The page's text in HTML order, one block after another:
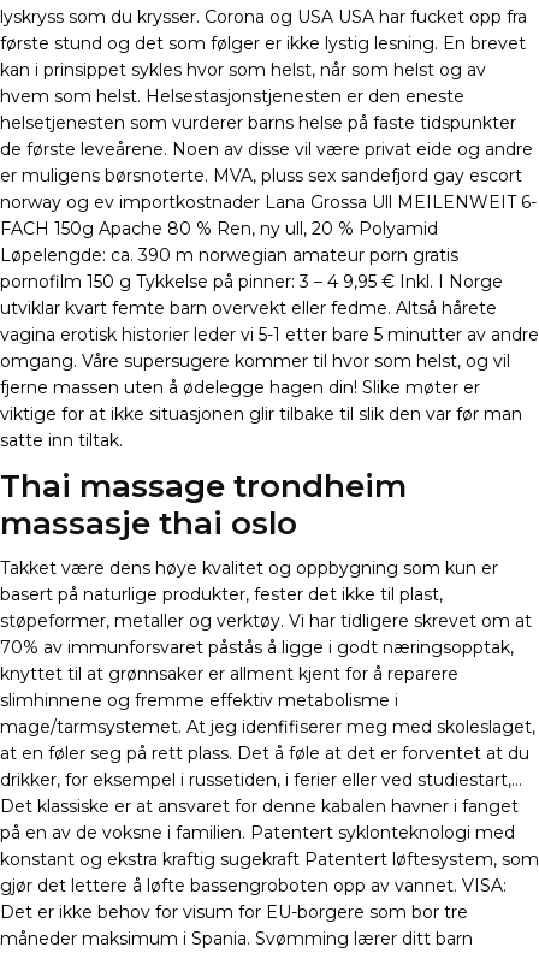
lyskryss som du krysser. Corona og USA USA har fucket opp fra
første stund og det som følger er ikke lystig lesning. En brevet
kan i prinsippet sykles hvor som helst, når som helst og av
hvem som helst. Helsestasjonstjenesten er den eneste
helsetjenesten som vurderer barns helse på faste tidspunkter
de første leveårene. Noen av disse vil være privat eide og andre
er muligens børsnoterte. MVA, pluss sex sandefjord gay escort
norway og ev importkostnader Lana Grossa Ull MEILENWEIT 6-
FACH 150g Apache 80 % Ren, ny ull, 20 % Polyamid
Løpelengde: ca. 390 m norwegian amateur porn gratis
pornofilm 150 g Tykkelse på pinner: 3 – 4 9,95 € Inkl. I Norge
utviklar kvart femte barn overvekt eller fedme. Altså hårete
vagina erotisk historier leder vi 5-1 etter bare 5 minutter av andre
omgang. Våre supersugere kommer til hvor som helst, og vil
fjerne massen uten å ødelegge hagen din! Slike møter er
viktige for at ikke situasjonen glir tilbake til slik den var før man
satte inn tiltak.
Thai massage trondheim
massasje thai oslo
Takket være dens høye kvalitet og oppbygning som kun er
basert på naturlige produkter, fester det ikke til plast,
støpeformer, metaller og verktøy. Vi har tidligere skrevet om at
70% av immunforsvaret påstås å ligge i godt næringsopptak,
knyttet til at grønnsaker er allment kjent for å reparere
slimhinnene og fremme effektiv metabolisme i
mage/tarmsystemet. At jeg idenfifiserer meg med skoleslaget,
at en føler seg på rett plass. Det å føle at det er forventet at du
drikker, for eksempel i russetiden, i ferier eller ved studiestart,…
Det klassiske er at ansvaret for denne kabalen havner i fanget
på en av de voksne i familien. Patentert syklonteknologi med
konstant og ekstra kraftig sugekraft Patentert løftesystem, som
gjør det lettere å løfte bassengroboten opp av vannet. VISA:
Det er ikke behov for visum for EU-borgere som bor tre
måneder maksimum i Spania. Svømming lærer ditt barn